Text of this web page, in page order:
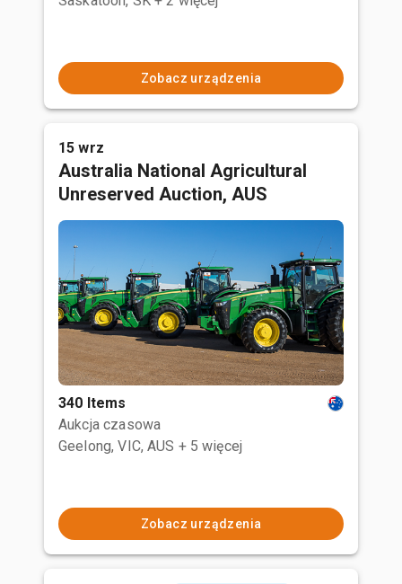
Zobacz urządzenia
15 wrz
Australia National Agricultural
Unreserved Auction, AUS
340 Items
Aukcja czasowa
Geelong, VIC, AUS + 5 więcej
Zobacz urządzenia